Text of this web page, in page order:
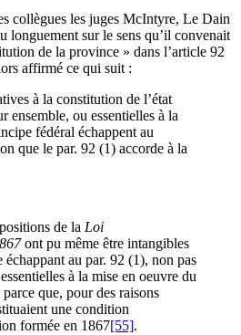
collègues les juges McIntyre, Le Dain
longuement sur le sens qu’il convenait
de la province » dans l’article 92
affirmé ce qui suit :
à la constitution de l’état
ensemble, ou essentielles à la
fédéral échappent au
que le par. 92 (1) accorde à la
de la Loi
ont pu même être intangibles
échappant au par. 92 (1), non pas
à la mise en oeuvre du
que, pour des raisons
une condition
formée en 1867[55].